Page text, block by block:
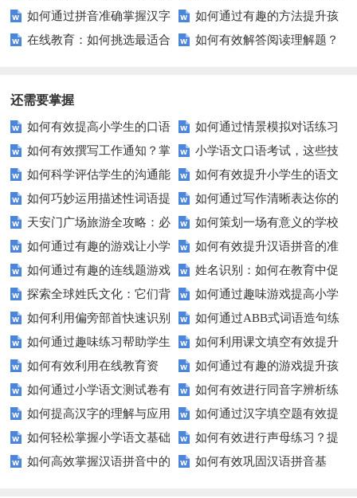
题进行高效复习？
卷？这些技巧助你拿高分！
如何通过拼音准确掌握汉字
发音？
如何通过有趣的方法提升孩
子的组词能力？
在线教育：如何挑选最适合
如何有效解答阅读理解题？
还需要掌握
如何有效提高小学生的口语
交际测试成绩？
如何通过情景模拟对话练习
提高你的沟通能力？
如何有效撰写工作通知？掌
握这些技巧让你的通知更专业！
小学语文口语考试，这些技
巧让孩子自信应考？
如何科学评估学生的沟通能
力？
如何有效提升小学生的语文
拼写能力？
如何巧妙运用描述性词语提
升教育效果？
如何通过写作清晰表达你的
愿望？
天安门广场旅游全攻略：必
看的历史与文化景点
如何策划一场有意义的学校
升旗仪式？
如何通过有趣的游戏让小学
生轻松掌握常见姓氏？
如何有效提升汉语拼音的准
确性和流利度？这里有妙招！
如何通过有趣的连线题游戏
提升孩子的逻辑思维能力？
姓名识别：如何在教育中促
进个性化学习？
探索全球姓氏文化：它们背
后隐藏的故事？
如何通过趣味游戏提高小学
生的拼音水平？
如何利用偏旁部首快速识别
汉字？
如何通过ABB式词语造句练
习提高孩子的语言表达能力？
如何通过趣味练习帮助学生
掌握反义词匹配？
如何利用课文填空有效提升
语文成绩？
如何有效利用在线教育资
源？
如何通过有趣的游戏提升孩
子的句子补全技巧？
如何通过小学语文测试卷有
效提高孩子的阅读与写作技能？
如何有效进行同音字辨析练
习？这些方法让你事半功倍！
如何提高汉字的理解与应用
能力？这里有妙招！
如何通过汉字填空题有效提
升小学生的汉字书写能力？
如何轻松掌握小学语文基础
知识？
如何有效进行声母练习？提
升发音技巧有妙招！
如何高效掌握汉语拼音中的
如何有效巩固汉语拼音基